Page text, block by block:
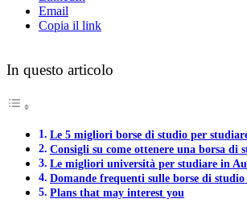
Email
Copia il link
In questo articolo
Le 5 migliori borse di studio per
Consigli su come ottenere una borsa di
Le migliori università per studiare in
Domande frequenti sulle borse di
Plans that may interest you